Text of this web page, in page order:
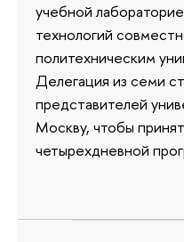
учебной
технологий
политехническим
Делегация из семи
представителей
Москву, чтобы
четырехдневной